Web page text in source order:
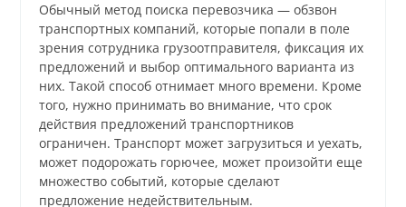
Обычный метод поиска перевозчика — обзвон
транспортных компаний, которые попали в поле
зрения сотрудника грузоотправителя, фиксация их
предложений и выбор оптимального варианта из
них. Такой способ отнимает много времени. Кроме
того, нужно принимать во внимание, что срок
действия предложений транспортников
ограничен. Транспорт может загрузиться и уехать,
может подорожать горючее, может произойти еще
множество событий, которые сделают
предложение недействительным.